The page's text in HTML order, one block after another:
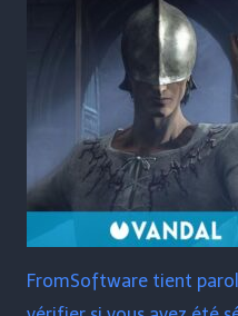
FromSoftware tient